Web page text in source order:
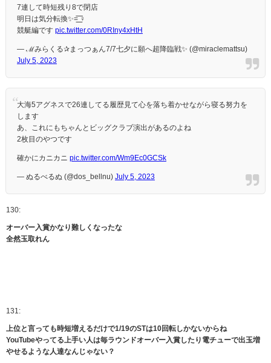
7連して時短残り8で閉店
明日は気分転換✨️=͟͟͞͞ ‍♀️
競艇編です pic.twitter.com/0RIny4xHtH
— ℳみらくる✰まっつぁん7/7七夕に願へ超降臨戦✨ (@miraclemattsu)
July 5, 2023
大海5アグネスで26連してる履歴見て心を落ち着かせながら寝る努力を
します
あ、これにもちゃんとビッグクラブ演出があるのよね
2枚目のやつです
確かにカニカニ pic.twitter.com/Wm9Ec0GCSk
— ぬるべるぬ (@dos_bellnu) July 5, 2023
130:
オーバー入賞かなり難しくなったな
全然玉取れん
131:
上位と言っても時短増えるだけで1/19のSTは10回転しかないからね
YouTubeやってる上手い人は毎ラウンドオーバー入賞したり電チューで出玉増
やせるような人達なんじゃない？